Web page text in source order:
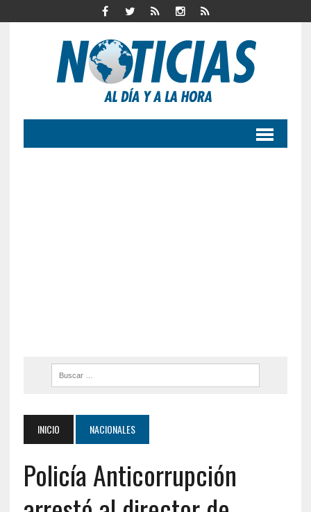
INICIO NACIONALES
Policía Anticorrupción